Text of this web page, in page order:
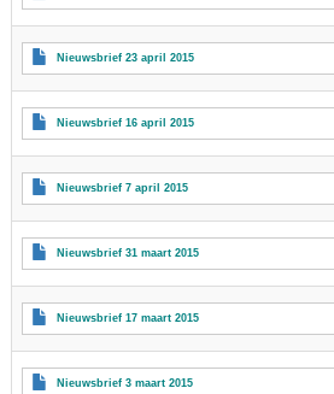
Nieuwsbrief 23 april 2015
Nieuwsbrief 16 april 2015
Nieuwsbrief 7 april 2015
Nieuwsbrief 31 maart 2015
Nieuwsbrief 17 maart 2015
Nieuwsbrief 3 maart 2015